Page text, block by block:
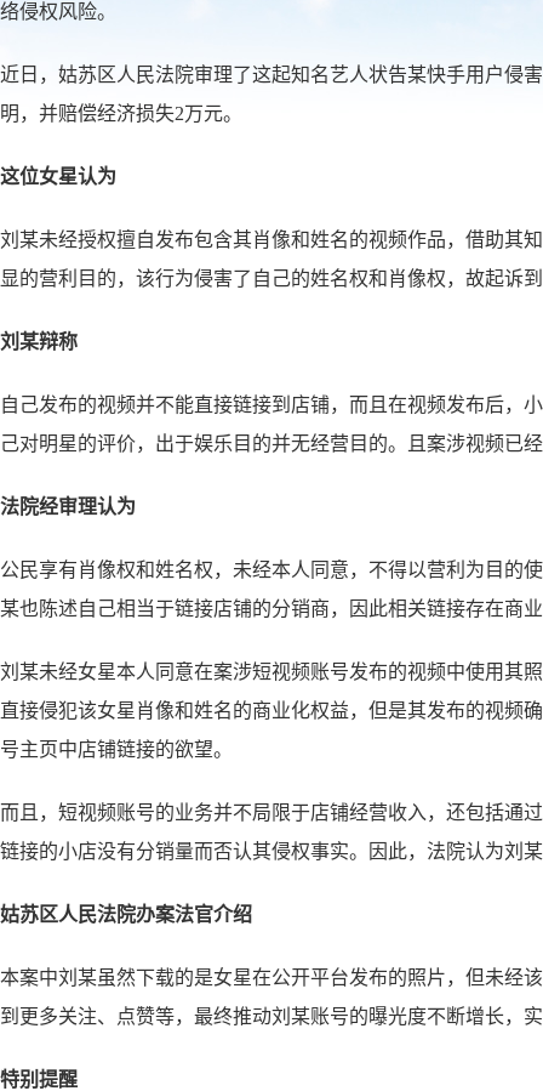
络侵权风险。
近日，姑苏区人民法院审理了这起知名艺人状告某快手用户侵
明，并赔偿经济损失2万元。
这位女星认为
刘某未经授权擅自发布包含其肖像和姓名的视频作品，借助其
显的营利目的，该行为侵害了自己的姓名权和肖像权，故起诉
刘某辩称
自己发布的视频并不能直接链接到店铺，而且在视频发布后，
己对明星的评价，出于娱乐目的并无经营目的。且案涉视频已
法院经审理认为
公民享有肖像权和姓名权，未经本人同意，不得以营利为目的
某也陈述自己相当于链接店铺的分销商，因此相关链接存在商
刘某未经女星本人同意在案涉短视频账号发布的视频中使用其
直接侵犯该女星肖像和姓名的商业化权益，但是其发布的视频
号主页中店铺链接的欲望。
而且，短视频账号的业务并不局限于店铺经营收入，还包括通
链接的小店没有分销量而否认其侵权事实。因此，法院认为刘
姑苏区人民法院办案法官介绍
本案中刘某虽然下载的是女星在公开平台发布的照片，但未经
到更多关注、点赞等，最终推动刘某账号的曝光度不断增长，
特别提醒